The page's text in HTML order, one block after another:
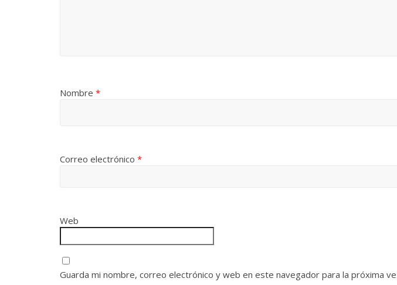
Nombre *
Correo electrónico *
Web
Guarda mi nombre, correo electrónico y web en este navegador para la próxima